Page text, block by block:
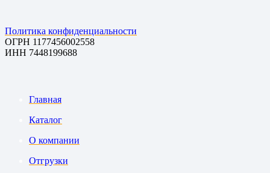
Политика конфиденциальности
ОГРН 1177456002558
ИНН 7448199688
Главная
Каталог
О компании
Отгрузки